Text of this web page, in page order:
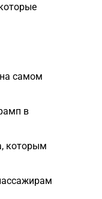
самом
в
которым